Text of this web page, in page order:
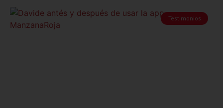
Testimonios